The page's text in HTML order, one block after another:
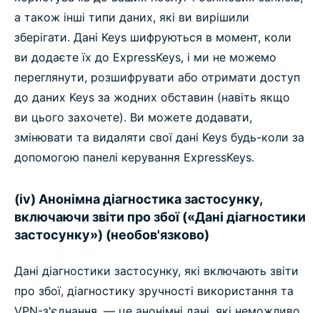
а також інші типи даних, які ви вирішили
зберігати. Дані Keys шифруються в момент, коли
ви додаєте їх до ExpressKeys, і ми не можемо
переглянути, розшифрувати або отримати доступ
до даних Keys за жодних обставин (навіть якщо
ви цього захочете). Ви можете додавати,
змінювати та видаляти свої дані Keys будь-коли за
допомогою панелі керування ExpressKeys.
(iv) Анонімна діагностика застосунку,
включаючи звіти про збої («Дані діагностики
застосунку») (необов'язково)
Дані діагностики застосунку, які включають звіти
про збої, діагностику зручності використання та